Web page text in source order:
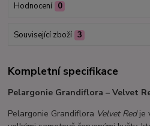
Hodnocení 0
Související zboží 3
Kompletní specifikace
Pelargonie Grandiflora – Velvet
Pelargonie Grandiflora Velvet Redje